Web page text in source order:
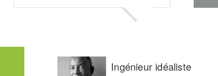
Ingénieur idéaliste